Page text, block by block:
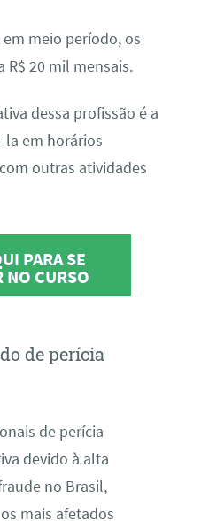
meio período, os
R$ 20 mil mensais.
dessa profissão é a
la em horários
outras atividades
PARA SE
NO CURSO
de perícia
de perícia
devido à alta
no Brasil,
mais afetados